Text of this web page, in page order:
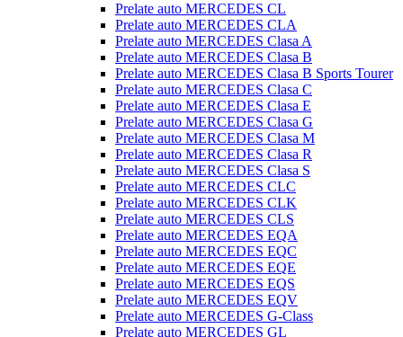
Prelate auto MERCEDES CL
Prelate auto MERCEDES CLA
Prelate auto MERCEDES Clasa A
Prelate auto MERCEDES Clasa B
Prelate auto MERCEDES Clasa B Sports Tourer
Prelate auto MERCEDES Clasa C
Prelate auto MERCEDES Clasa E
Prelate auto MERCEDES Clasa G
Prelate auto MERCEDES Clasa M
Prelate auto MERCEDES Clasa R
Prelate auto MERCEDES Clasa S
Prelate auto MERCEDES CLC
Prelate auto MERCEDES CLK
Prelate auto MERCEDES CLS
Prelate auto MERCEDES EQA
Prelate auto MERCEDES EQC
Prelate auto MERCEDES EQE
Prelate auto MERCEDES EQS
Prelate auto MERCEDES EQV
Prelate auto MERCEDES G-Class
Prelate auto MERCEDES GL